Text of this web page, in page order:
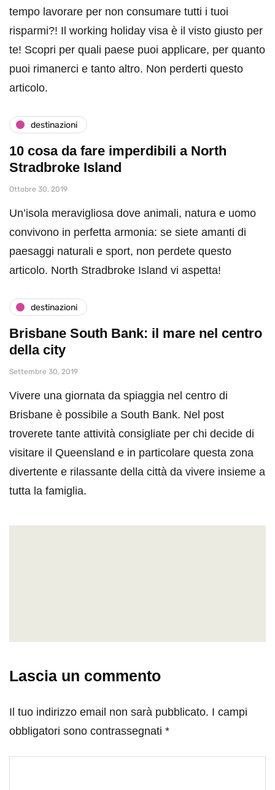
tempo lavorare per non consumare tutti i tuoi
risparmi?! Il working holiday visa è il visto giusto per
te! Scopri per quali paese puoi applicare, per quanto
puoi rimanerci e tanto altro. Non perderti questo
articolo.
destinazioni
10 cosa da fare imperdibili a North
Stradbroke Island
Ottobre 30, 2019
Un’isola meravigliosa dove animali, natura e uomo
convivono in perfetta armonia: se siete amanti di
paesaggi naturali e sport, non perdete questo
articolo. North Stradbroke Island vi aspetta!
destinazioni
Brisbane South Bank: il mare nel centro
della city
Settembre 30, 2019
Vivere una giornata da spiaggia nel centro di
Brisbane è possibile a South Bank. Nel post
troverete tante attività consigliate per chi decide di
visitare il Queensland e in particolare questa zona
divertente e rilassante della città da vivere insieme a
tutta la famiglia.
Lascia un commento
Il tuo indirizzo email non sarà pubblicato. I campi
obbligatori sono contrassegnati *